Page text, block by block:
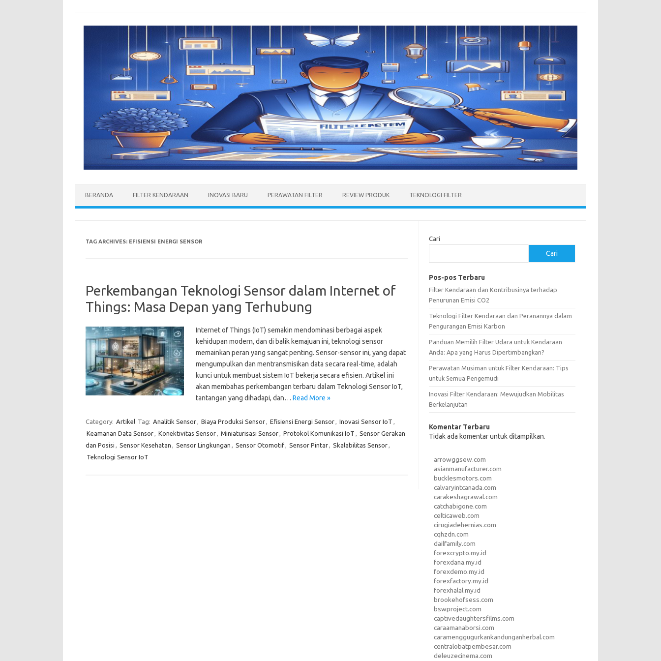
BERANDA FILTER KENDARAAN INOVASI BARU PERAWATAN FILTER REVIEW PRODUK TEKNOLOGI FILTER
TAG ARCHIVES: EFISIENSI ENERGI SENSOR
Perkembangan Teknologi Sensor dalam Internet of
Things: Masa Depan yang Terhubung
Internet of Things (IoT) semakin mendominasi berbagai aspek
kehidupan modern, dan di balik kemajuan ini, teknologi sensor
memainkan peran yang sangat penting. Sensor-sensor ini, yang dapat
mengumpulkan dan mentransmisikan data secara real-time, adalah
kunci untuk membuat sistem IoT bekerja secara efisien. Artikel ini
akan membahas perkembangan terbaru dalam Teknologi Sensor IoT,
tantangan yang dihadapi, dan… Read More »
Category: Artikel Tag: Analitik Sensor, Biaya Produksi Sensor, Efisiensi Energi Sensor, Inovasi Sensor IoT ,
Keamanan Data Sensor, Konektivitas Sensor, Miniaturisasi Sensor, Protokol Komunikasi IoT , Sensor Gerakan
dan Posisi , Sensor Kesehatan , Sensor Lingkungan , Sensor Otomotif, Sensor Pintar, Skalabilitas Sensor,
Teknologi Sensor IoT
Cari
Cari
Pos-pos Terbaru
Filter Kendaraan dan Kontribusinya terhadap
Penurunan Emisi CO2
Teknologi Filter Kendaraan dan Peranannya dalam
Pengurangan Emisi Karbon
Panduan Memilih Filter Udara untuk Kendaraan
Anda: Apa yang Harus Dipertimbangkan?
Perawatan Musiman untuk Filter Kendaraan: Tips
untuk Semua Pengemudi
Inovasi Filter Kendaraan: Mewujudkan Mobilitas
Berkelanjutan
Komentar Terbaru
Tidak ada komentar untuk ditampilkan.
arrowggsew.com
asianmanufacturer.com
bucklesmotors.com
calvaryintcanada.com
carakeshagrawal.com
catchabigone.com
celticaweb.com
cirugiadehernias.com
cqhzdn.com
dailfamily.com
forexcrypto.my.id
forexdana.my.id
forexdemo.my.id
forexfactory.my.id
forexhalal.my.id
brookehofsess.com
bswproject.com
captivedaughtersfilms.com
caraamanaborsi.com
caramenggugurkankandunganherbal.com
centralobatpembesar.com
deleuzecinema.com